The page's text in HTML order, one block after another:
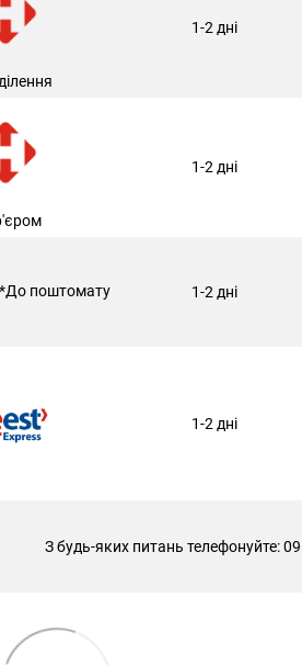
1-2 дні
1-2 дні
*До поштомату 1-2 дні
1-2 дні
З будь-яких питань телефонуйте: